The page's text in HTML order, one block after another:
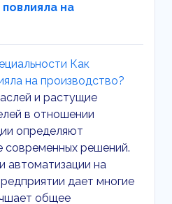
на
и растущие
в отношении
определяют
современных решений.
автоматизации на
дает многие
общее